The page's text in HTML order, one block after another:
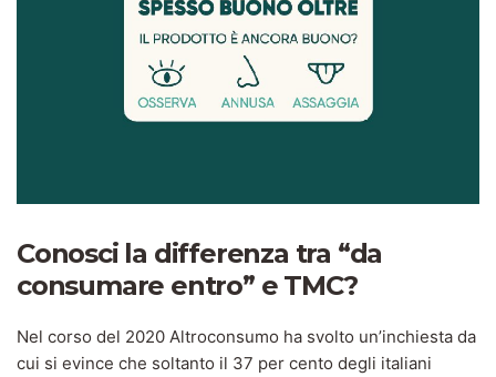
Conosci la differenza tra “da
consumare entro” e TMC?
Nel corso del 2020 Altroconsumo ha svolto un’inchiesta da
cui si evince che soltanto il 37 per cento degli italiani